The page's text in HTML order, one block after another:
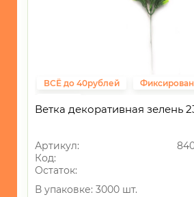
интерьера/
СУВЕНИРЫ
ХОЗЯЙСТВЕННЫЕ
ВСЁ до 40рублей
Ветка декоративная зелень
Артикул:
Код:
Остаток:
В упаковке: 3000 шт.